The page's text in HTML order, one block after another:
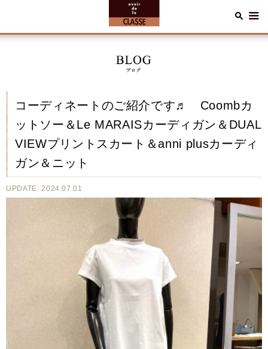
コーディネートのご紹介です♬ Coombカ
ットソー＆Le MARAISカーディガン＆DUAL
VIEWプリントスカート＆anni plusカーディ
ガン＆ニット
UPDATE: 2024.07.01